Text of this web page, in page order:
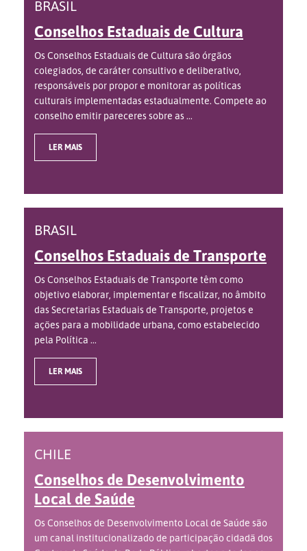
BRASIL
Conselhos Estaduais de Cultura
Os Conselhos Estaduais de Cultura são órgãos
colegiados, de caráter consultivo e deliberativo,
responsáveis por propor e monitorar as políticas
culturais implementadas estadualmente. Compete ao
conselho emitir pareceres sobre as ...
LER MAIS
BRASIL
Conselhos Estaduais de Transporte
Os Conselhos Estaduais de Transporte têm como
objetivo elaborar, implementar e fiscalizar, no âmbito
das Secretarias Estaduais de Transporte, projetos e
ações para a mobilidade urbana, como estabelecido
pela Política ...
LER MAIS
CHILE
Conselhos de Desenvolvimento
Local de Saúde
Os Conselhos de Desenvolvimento Local de Saúde são
um canal institucionalizado de participação cidadã dos